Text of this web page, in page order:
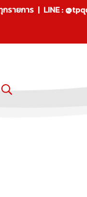
รายการ | LINE :